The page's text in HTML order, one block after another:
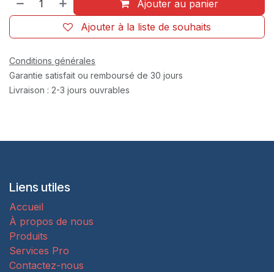
Ajouter au panier
Ajouter à la liste de souhaits
Conditions générales
Garantie satisfait ou remboursé de 30 jours
Livraison : 2-3 jours ouvrables
Liens utiles
Accueil
À propos de nous
Produits
Services Pro
Contactez-nous